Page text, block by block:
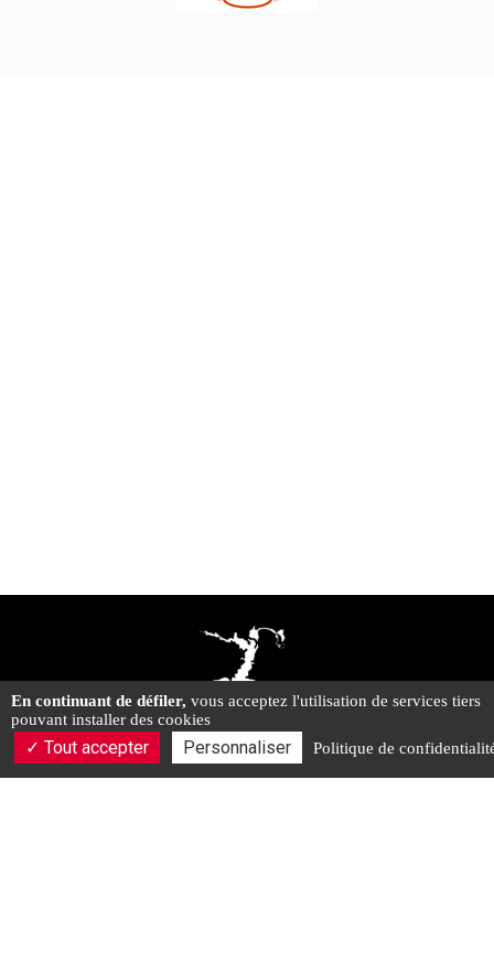
En continuant de défiler, vous acceptez l'utilisation de services tiers
pouvant installer des cookies
Tout accepter Personnaliser Politique de